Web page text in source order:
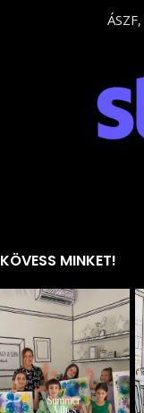
ÁSZF,
KÖVESS MINKET!